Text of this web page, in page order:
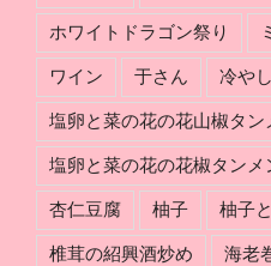
ホワイトドラゴン祭り
ワイン 于さん 冷や
塩卵と菜の花の花山椒タン
塩卵と菜の花の花椒タンメ
杏仁豆腐 柚子 柚子
椎茸の紹興酒炒め 海老